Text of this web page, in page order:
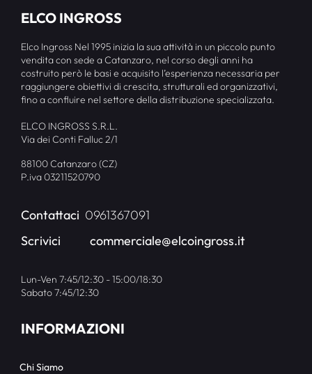
ELCO INGROSS
Elco Ingross Nel 1995 inizia la sua attività in un piccolo punto
vendita con sede a Catanzaro, nel corso degli anni ha
costruito però le basi e acquisito l’esperienza necessaria per
raggiungere obiettivi di crescita, strutturali ed organizzativi,
fino a confluire nel settore della distribuzione specializzata.
ELCO INGROSS S.R.L.
Via dei Conti Falluc 2/1
88100 Catanzaro (CZ)
P.iva 03211520790
Contattaci 0961367091
Scrivici
commerciale@elcoingross.it
Lun-Ven 7:45/12:30 - 15:00/18:30
Sabato 7:45/12:30
INFORMAZIONI
Chi Siamo